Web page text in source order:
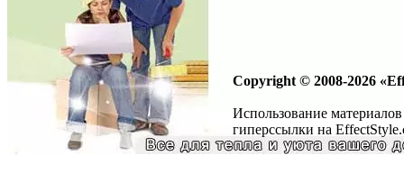
Copyright © 2008-2026
Использование
гиперссылки на